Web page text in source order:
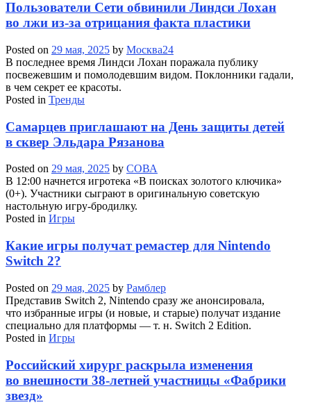
Пользователи Сети обвинили Линдси Лохан
во лжи из-за отрицания факта пластики
Posted on 29 мая, 2025 by Москва24
В последнее время Линдси Лохан поражала публику
посвежевшим и помолодевшим видом. Поклонники гадали,
в чем секрет ее красоты.
Posted in Тренды
Самарцев приглашают на День защиты детей
в сквер Эльдара Рязанова
Posted on 29 мая, 2025 by СОВА
В 12:00 начнется игротека «В поисках золотого ключика»
(0+). Участники сыграют в оригинальную советскую
настольную игру-бродилку.
Posted in Игры
Какие игры получат ремастер для Nintendo
Switch 2?
Posted on 29 мая, 2025 by Рамблер
Представив Switch 2, Nintendo сразу же анонсировала,
что избранные игры (и новые, и старые) получат издание
специально для платформы — т. н. Switch 2 Edition.
Posted in Игры
Российский хирург раскрыла изменения
во внешности 38-летней участницы «Фабрики
звезд»